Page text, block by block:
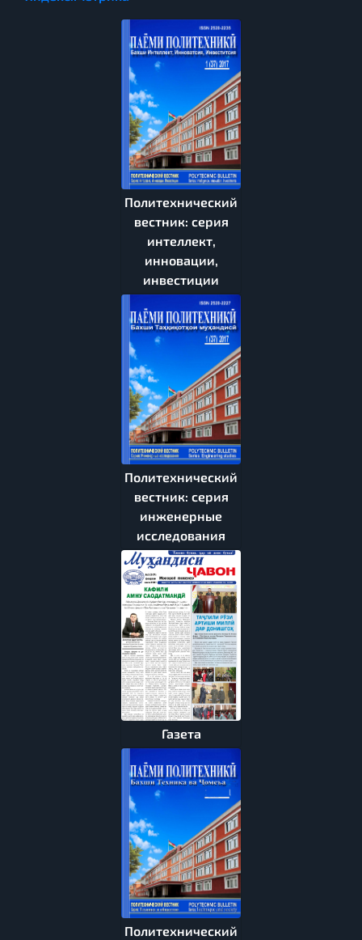
Политехнический
вестник: серия
интеллект,
инновации,
инвестиции
Политехнический
вестник: серия
инженерные
исследования
Газета
Политехнический